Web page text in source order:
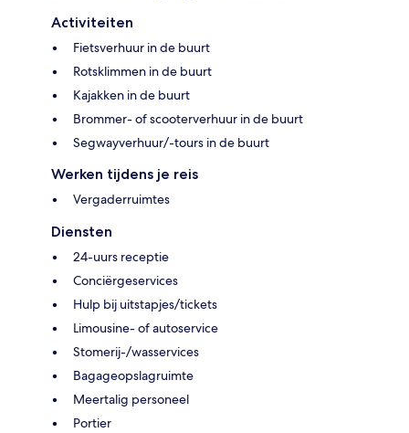
Activiteiten
Fietsverhuur in de buurt
Rotsklimmen in de buurt
Kajakken in de buurt
Brommer- of scooterverhuur in de buurt
Segwayverhuur/-tours in de buurt
Werken tijdens je reis
Vergaderruimtes
Diensten
24-uurs receptie
Conciërgeservices
Hulp bij uitstapjes/tickets
Limousine- of autoservice
Stomerij-/wasservices
Bagageopslagruimte
Meertalig personeel
Portier